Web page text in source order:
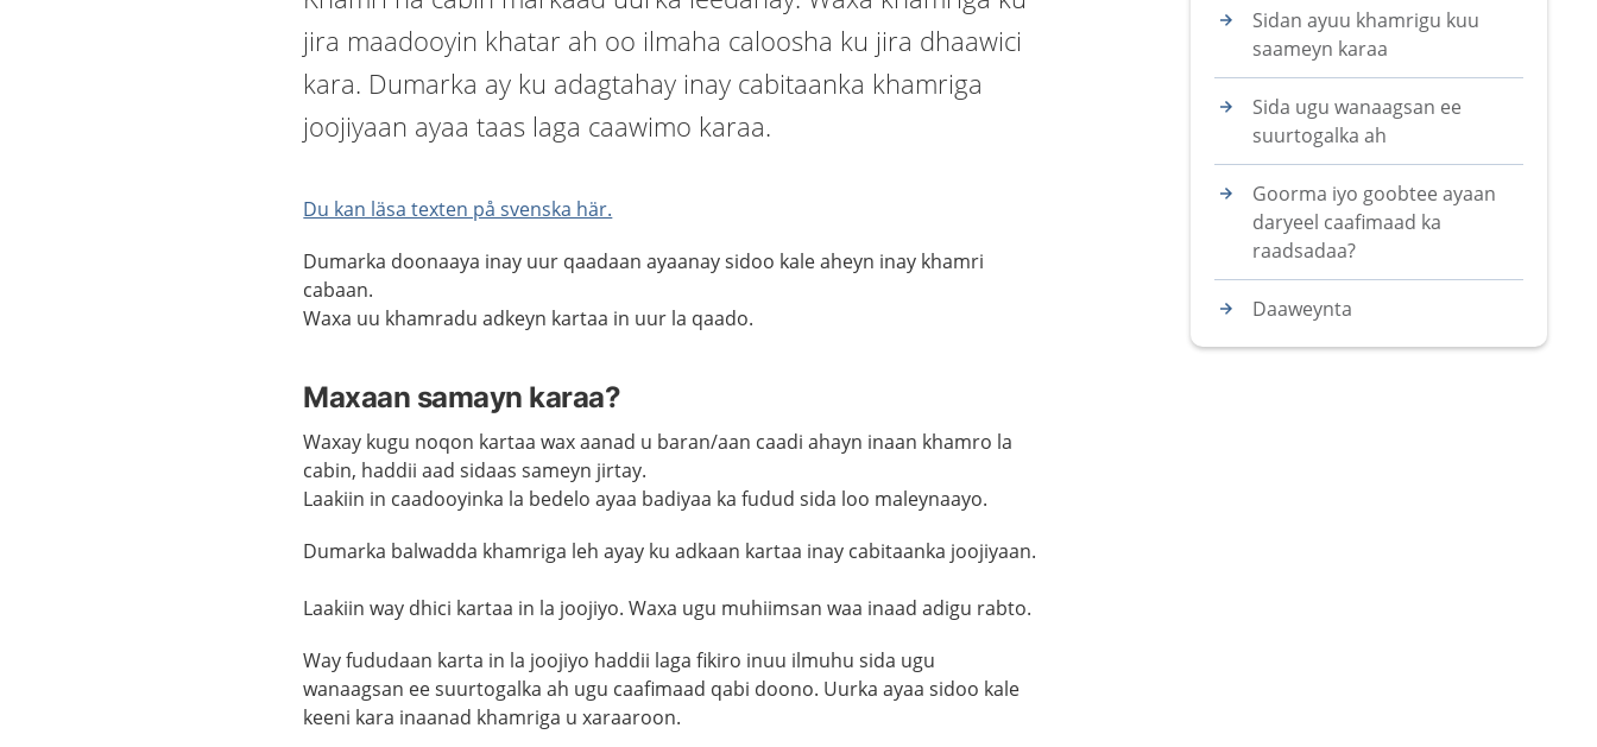
jira maadooyin khatar ah oo ilmaha caloosha ku jira dhaawici
kara. Dumarka ay ku adagtahay inay cabitaanka khamriga
joojiyaan ayaa taas laga caawimo karaa.
Du kan läsa texten på svenska här.
Dumarka doonaaya inay uur qaadaan ayaanay sidoo kale aheyn inay khamri
cabaan.
Waxa uu khamradu adkeyn kartaa in uur la qaado.
Maxaan samayn karaa?
Waxay kugu noqon kartaa wax aanad u baran/aan caadi ahayn inaan khamro la
cabin, haddii aad sidaas sameyn jirtay.
Laakiin in caadooyinka la bedelo ayaa badiyaa ka fudud sida loo maleynaayo.
Dumarka balwadda khamriga lehayay ku adkaan kartaa inay cabitaanka joojiyaan.
Laakiin way dhici kartaa in la joojiyo. Waxa ugu muhiimsan waa inaad adigu rabto.
Way fududaan karta in la joojiyo haddii laga fikiro inuu ilmuhu sida ugu
wanaagsan ee suurtogalka ah ugu caafimaad qabi doono. Uurka ayaa sidoo kale
keeni kara inaanad khamriga u xaraaroon.
Sidan ayuu khamrigu kuu
saameyn karaa
Sida ugu wanaagsan ee
suurtogalka ah
Goorma iyo goobtee ayaan
daryeel caafimaad ka
raadsadaa?
Daaweynta